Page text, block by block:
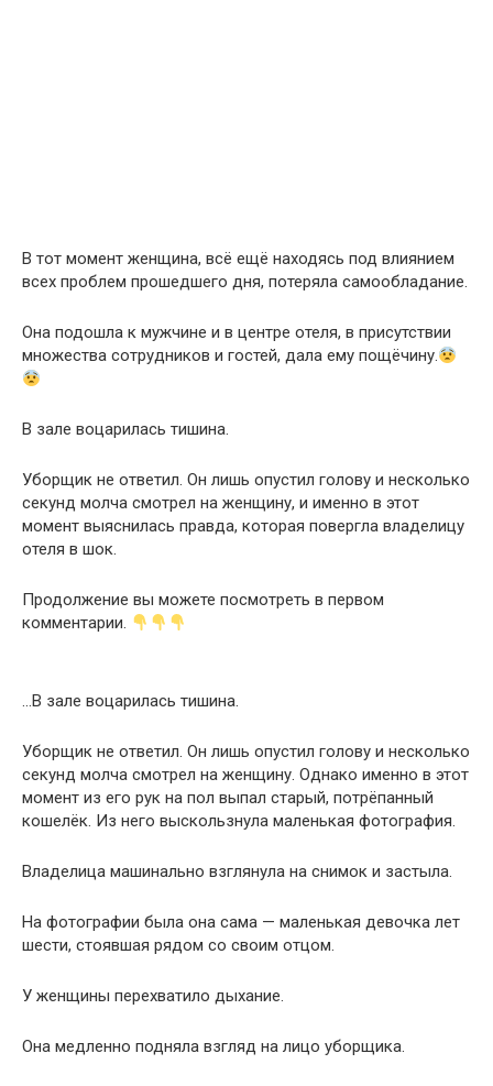
В тот момент женщина, всё ещё находясь под влиянием
всех проблем прошедшего дня, потеряла самообладание.
Она подошла к мужчине и в центре отеля, в присутствии
множества сотрудников и гостей, дала ему пощёчину.
В зале воцарилась тишина.
Уборщик не ответил. Он лишь опустил голову и несколько
секунд молча смотрел на женщину, и именно в этот
момент выяснилась правда, которая повергла владелицу
отеля в шок.
Продолжение вы можете посмотреть в первом
комментарии.
…В зале воцарилась тишина.
Уборщик не ответил. Он лишь опустил голову и несколько
секунд молча смотрел на женщину. Однако именно в этот
момент из его рук на пол выпал старый, потрёпанный
кошелёк. Из него выскользнула маленькая фотография.
Владелица машинально взглянула на снимок и застыла.
На фотографии была она сама — маленькая девочка лет
шести, стоявшая рядом со своим отцом.
У женщины перехватило дыхание.
Она медленно подняла взгляд на лицо уборщика.